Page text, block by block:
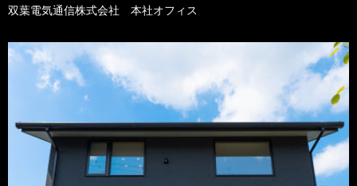
双葉電気通信株式会社 本社オフィス